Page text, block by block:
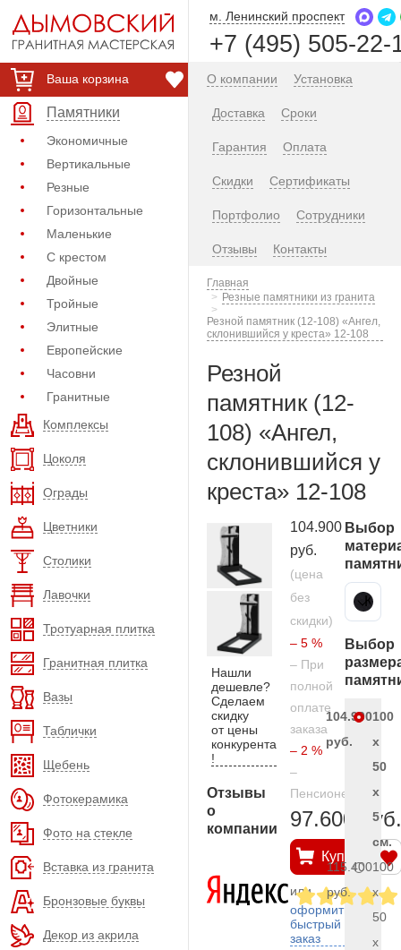
Ваша корзина
Памятники
Экономичные
Вертикальные
Резные
Горизонтальные
Маленькие
С крестом
Двойные
Тройные
Элитные
Европейские
Часовни
Гранитные
Комплексы
Цоколя
Ограды
Цветники
Столики
Лавочки
Тротуарная плитка
Гранитная плитка
Вазы
Таблички
Щебень
Фотокерамика
Фото на стекле
Вставка из гранита
Бронзовые буквы
Декор из акрила
м. Ленинский проспект
+7 (495) 505-22-
О компании Установка
Доставка Сроки
Гарантия Оплата
Скидки Сертификаты
Портфолио Сотрудники
Отзывы Контакты
Главная
Резные памятники из гранита
Резной памятник (12-108) «Ангел,
склонившийся у креста» 12-108
Резной
памятник (12-
108) «Ангел,
склонившийся у
креста» 12-108
Нашли
дешевле?
Сделаем
скидку
от цены
конкурента
!
Отзывы
о
компании
104.900
руб.
(цена
без
скидки)
– 5 %
– При
полной
оплате
заказа
– 2 %
–
Пенсионерам
97.600 руб.
Купить
или
оформить
быстрый
заказ
Выбор
Карельский гранит
Выбор
104.900
руб.
100
x
50
x
5
см.
115.400
руб.
100
x
50
x